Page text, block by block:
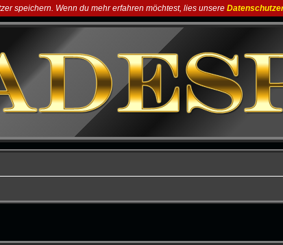
speichern. Wenn du mehr erfahren möchtest, lies unsere